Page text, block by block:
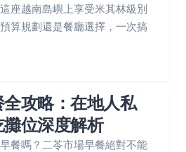
座越南島嶼上享受米其林級別
算規劃還是餐廳選擇，一次搞
攻略：在地人私
位深度解析
餐嗎？二苓市場早餐絕對不能